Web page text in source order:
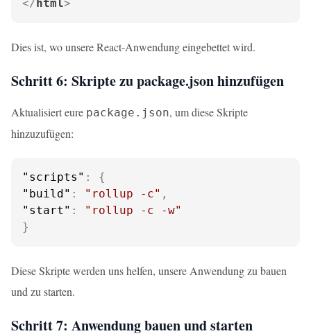
</html>
Dies ist, wo unsere React-Anwendung eingebettet wird.
Schritt 6: Skripte zu package.json hinzufügen
Aktualisiert eure package.json, um diese Skripte
hinzuzufügen:
"scripts" :
{
"build" : "rollup -c" ,
"start" :
"rollup -c -w"
}
Diese Skripte werden uns helfen, unsere Anwendung zu bauen
und zu starten.
Schritt 7: Anwendung bauen und starten